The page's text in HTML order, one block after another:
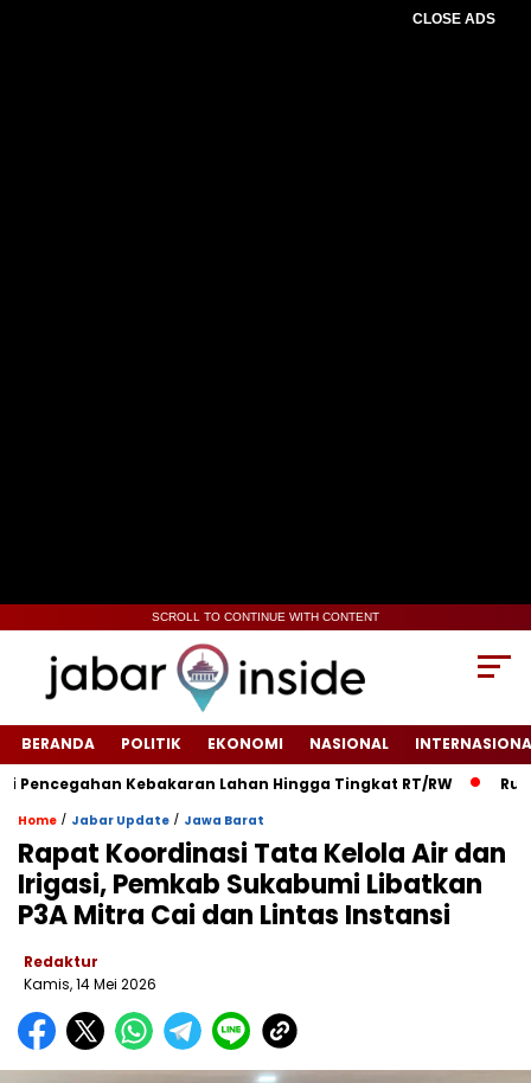
CLOSE ADS
SCROLL TO CONTINUE WITH CONTENT
BERANDA POLITIK EKONOMI NASIONAL
Kebakaran Lahan Hingga Tingkat RT/RW‎
‎Rumah
Home / Jabar Update / Jawa Barat
Rapat Koordinasi Tata Kelola Air dan
Irigasi, Pemkab Sukabumi Libatkan
P3A Mitra Cai dan Lintas Instansi
Redaktur
Kamis, 14 Mei 2026